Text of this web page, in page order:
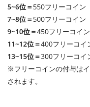
5~6位＝550フリーコイン
7~8位＝500フリーコイン
9~10位＝450フリーコイン
11~12位＝400フリーコイ
13~15位＝300フリーコイ
※フリーコインの付与は
されます。